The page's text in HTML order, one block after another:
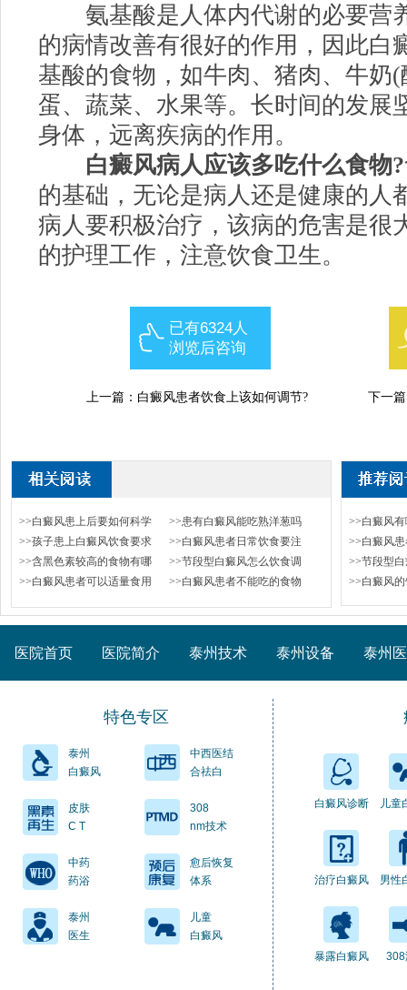
氨基酸是人体内代谢的必要营
的病情改善有很好的作用，因此白
基酸的食物，如牛肉、猪肉、牛奶
蛋、蔬菜、水果等。长时间的发展
身体，远离疾病的作用。
白癜风病人应该多吃什么食物?
的基础，无论是病人还是健康的人
病人要积极治疗，该病的危害是很
的护理工作，注意饮食卫生。
已有6324人
浏览后咨询
上一篇： 白癜风患者饮食上该如何调节? 下一
>>白癜风患上后要如何科学
>>患有白癜风能吃熟洋葱吗
>>孩子患上白癜风饮食要求
>>白癜风患者日常饮食要注
>>含黑色素较高的食物有哪
>>节段型白癜风怎么饮食调
>>白癜风患者可以适量食用
>>白癜风患者不能吃的食物
>>白癜风
>>白癜风
>>节段型
>>白癜风
医院首页 医院简介 泰州技术 泰州设备 泰州
特色专区
泰州
白癜风
中西医结
合祛白
皮肤
C T
308
nm技术
中药
药浴
愈后恢复
体系
泰州
医生
儿童
白癜风
白癜风诊断 儿童
治疗白癜风 男性
暴露白癜风